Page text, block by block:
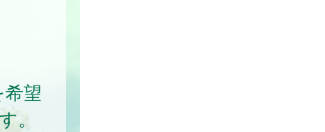
望
。